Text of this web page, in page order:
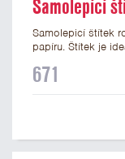
Samolepící
Samolepicí štítek
papíru. Štítek je
libovolné logo
prvním kroku
671